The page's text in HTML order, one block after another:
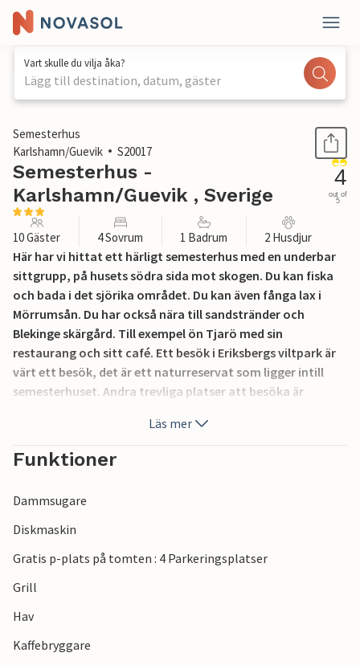
Vart skulle du vilja åka?
Lägg till destination, datum, gäster
1 / 16
Semesterhus
Karlshamn/Guevik
S20017
Semesterhus -
Karlshamn/Guevik , Sverige
4
out of
5
10 Gäster 4 Sovrum 1 Badrum 2 Husdjur
Här har vi hittat ett härligt semesterhus med en underbar
sittgrupp, på husets södra sida mot skogen. Du kan fiska
och bada i det sjörika området. Du kan även fånga lax i
Mörrumsån. Du har också nära till sandstränder och
Blekinge skärgård. Till exempel ön Tjarö med sin
restaurang och sitt café. Ett besök i Eriksbergs viltpark är
värt ett besök, det är ett naturreservat som ligger intill
semesterhuset. Andra trevliga platser att besöka är
Marinmuseum och Barnens Gård. Karlshamn, Karlskrona
och Ronneby är bra platser för shopping och promenader.
Stugan ligger i ett viltrikt skogsområde och det finns även
men också av pulsen från en livlig stad. Det finns 2 dvd-
skivor att tillgå.
Läs mer
Funktioner
Dammsugare
Diskmaskin
Gratis p-plats på tomten : 4 Parkeringsplatser
Grill
Hav
Kaffebryggare